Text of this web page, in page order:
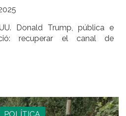
Donald Trump, pública e
recuperar el canal de